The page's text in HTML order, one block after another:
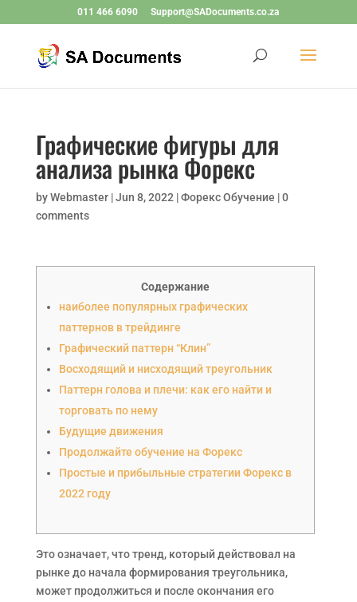
011 466 6090 Support@SADocuments.co.za
Графические фигуры для
анализа рынка Форекс
byWebmaster|Jun 8, 2022 |Форекс Обучение |0
comments
Содержание
наиболее популярных графических
паттернов в трейдинге
Графический паттерн “Клин”
Восходящий и нисходящий треугольник
Паттерн голова и плечи: как его найти и
торговать по нему
Будущие движения
Продолжайте обучение на Форекс
Простые и прибыльные стратегии Форекс в
2022 году
Это означает, что тренд, который действовал на
рынке до начала формирования треугольника,
может продолжиться и после окончания его